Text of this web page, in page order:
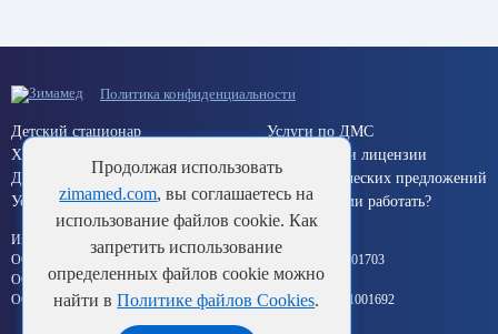
Продолжая использовать
zimamed.com, вы соглашаетесь на
использование файлов cookie. Как
запретить использование
определенных файлов cookie можно
найти вПолитике файлов Cookies.
Политика конфиденциальности
Детский стационар
Хирургический стационар
Дневной стационар
Услуги по ОМС (Краснодар)
Услуги по ДМС
Документы и лицензии
Для коммерческих предложений
Хотите с нами работать?
Информация об исполнителе:
ООО «Здоровье Кубани» ИНН 2311132839 ОГРН 1112311001703
ООО «Импульс» ИНН 2312021105 ОГРН 1022301987828
ООО «Формула здоровья» ИНН 2311132846 ОГРН 1112311001692